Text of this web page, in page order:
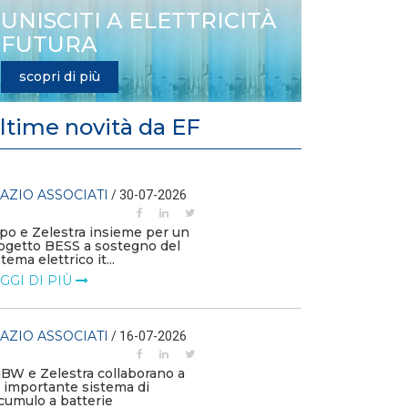
UNISCITI A ELETTRICITÀ
FUTURA
scopri di più
novità da EF
ASSOCIATI / 30-07-2026
e Zelestra insieme per un
BESS a sostegno del
elettrico it...
DI PIÙ
ASSOCIATI / 16-07-2026
e Zelestra collaborano a
importante sistema di
a batterie